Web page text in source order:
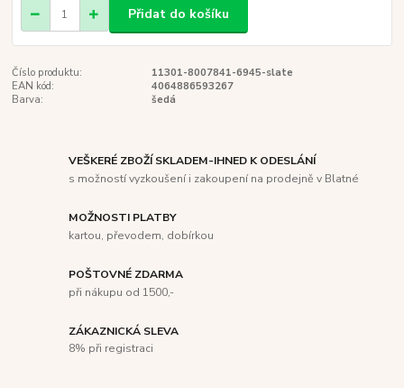
Přidat do košíku
Číslo produktu:
11301-8007841-6945-slate
EAN kód:
4064886593267
Barva:
šedá
VEŠKERÉ ZBOŽÍ SKLADEM-IHNED K ODESLÁNÍ
s možností vyzkoušení i zakoupení na prodejně v Blatné
MOŽNOSTI PLATBY
kartou, převodem, dobírkou
POŠTOVNÉ ZDARMA
při nákupu od 1500,-
ZÁKAZNICKÁ SLEVA
8% při registraci